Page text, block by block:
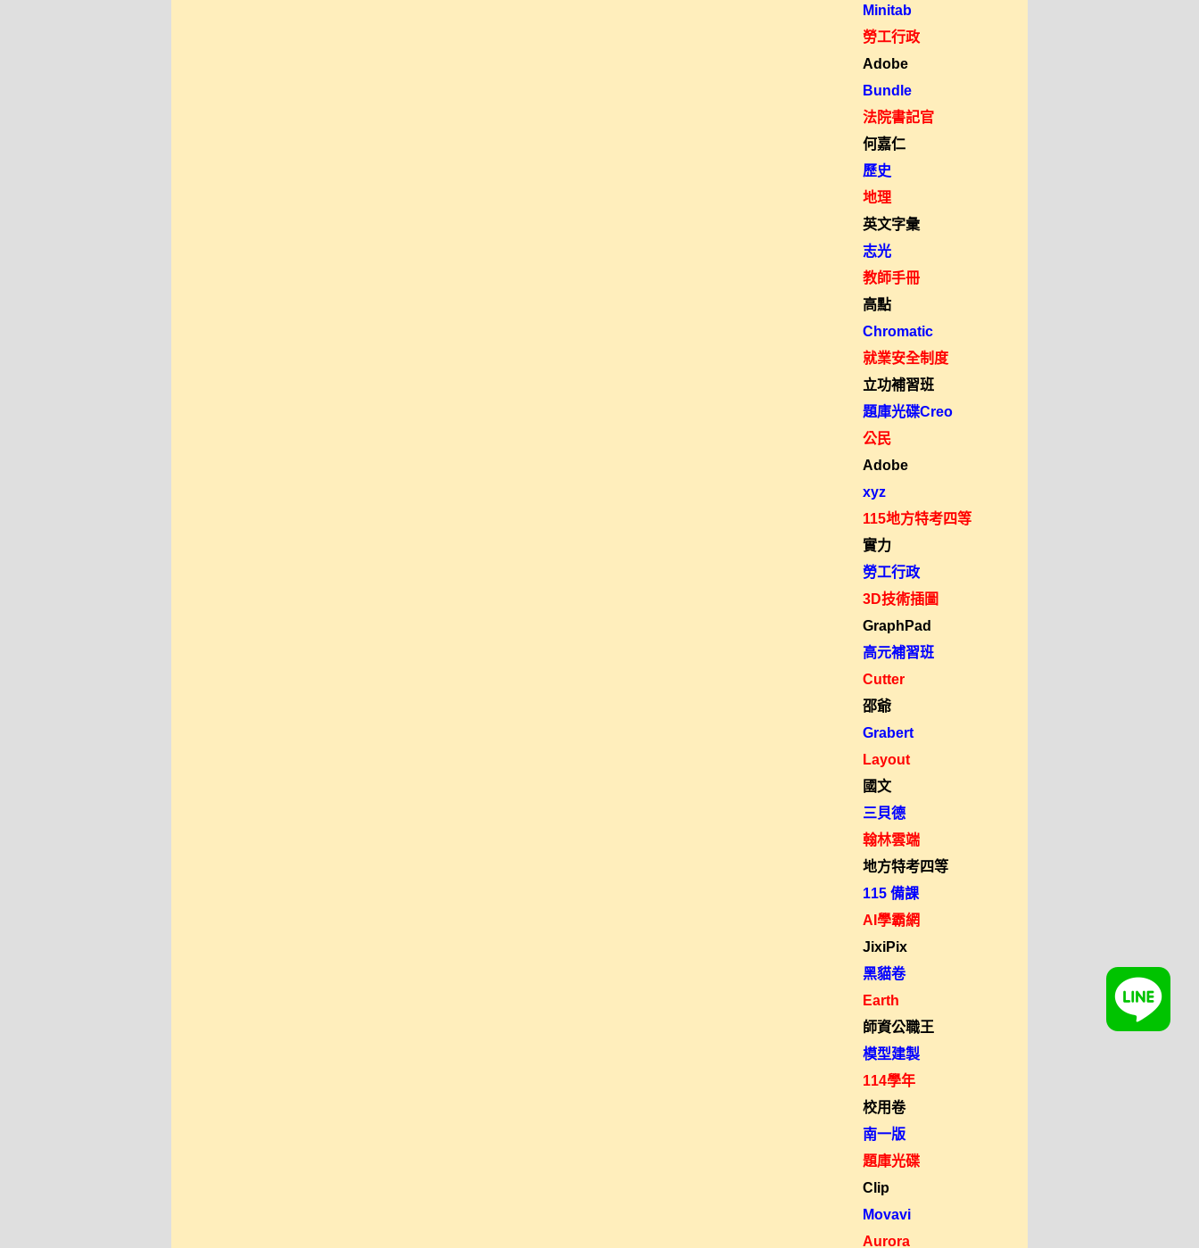
Minitab
勞工行政
Adobe
Bundle
法院書記官
何嘉仁
歷史
地理
英文字彙
志光
教師手冊
高點
Chromatic
就業安全制度
立功補習班
題庫光碟Creo
公民
Adobe
xyz
115地方特考四等
實力
勞工行政
3D技術插圖
GraphPad
高元補習班
Cutter
邵爺
Grabert
Layout
國文
三貝德
翰林雲端
地方特考四等
115 備課
AI學霸網
JixiPix
黑貓卷
Earth
師資公職王
模型建製
114學年
校用卷
南一版
題庫光碟
Clip
Movavi
Aurora